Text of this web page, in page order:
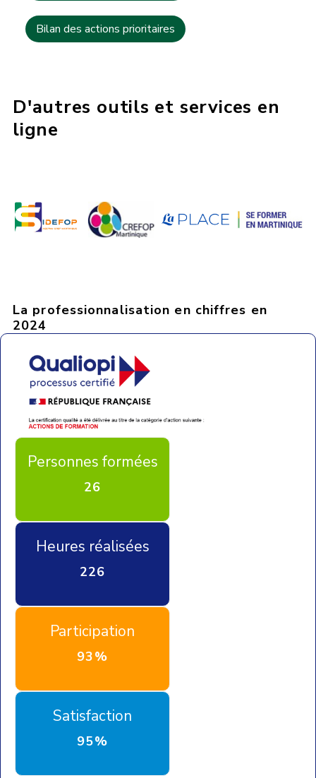
Bilan des actions prioritaires
D'autres outils et services en
ligne
La professionnalisation en chiffres en
2024
Personnes formées
26
Heures réalisées
226
Participation
93%
Satisfaction
95%